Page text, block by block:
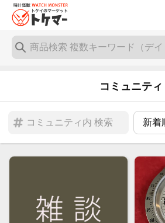
コミュニティ